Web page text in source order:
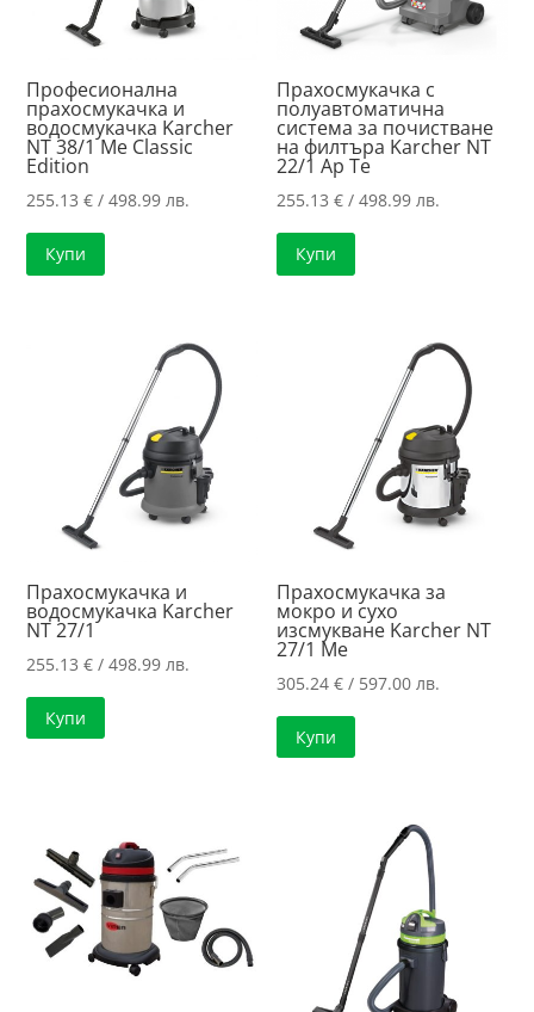
Професионална
прахосмукачка и
водосмукачка Karcher
NT 38/1 Me Classic
Edition
255.13€ / 498.99 лв.
Купи
Прахосмукачка с
полуавтоматична
система за почистване
на филтъра Karcher NT
22/1 Ap Te
255.13€ / 498.99 лв.
Купи
Прахосмукачка и
водосмукачка Karcher
NT 27/1
255.13€ / 498.99 лв.
Купи
Прахосмукачка за
мокро и сухо
изсмукване Karcher NT
27/1 Me
305.24€ / 597.00 лв.
Купи